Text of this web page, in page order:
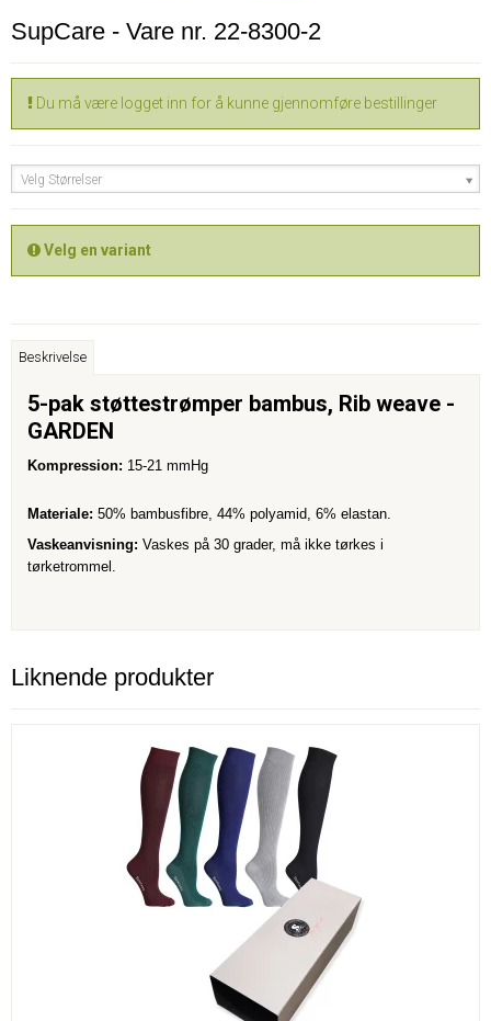
SupCare - Vare nr. 22-8300-2
Du må være logget inn for å kunne gjennomføre bestillinger
Velg Størrelser
Velg en variant
Beskrivelse
5-pak støttestrømper bambus, Rib weave -
GARDEN
Kompression: 15-21 mmHg
Materiale: 50% bambusfibre, 44% polyamid, 6% elastan.
Vaskeanvisning: Vaskes på 30 grader, må ikke tørkes i
tørketrommel.
Liknende produkter